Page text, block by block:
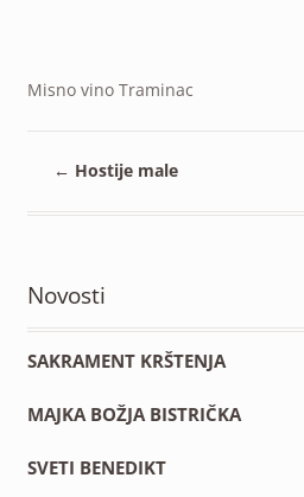
Misno vino Traminac
← Hostije male
Novosti
SAKRAMENT KRŠTENJA
MAJKA BOŽJA BISTRIČKA
SVETI BENEDIKT